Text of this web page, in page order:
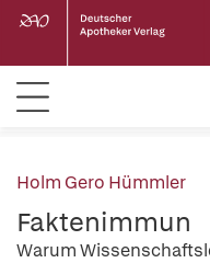
Holm Gero Hümmler
Faktenimmun
Warum